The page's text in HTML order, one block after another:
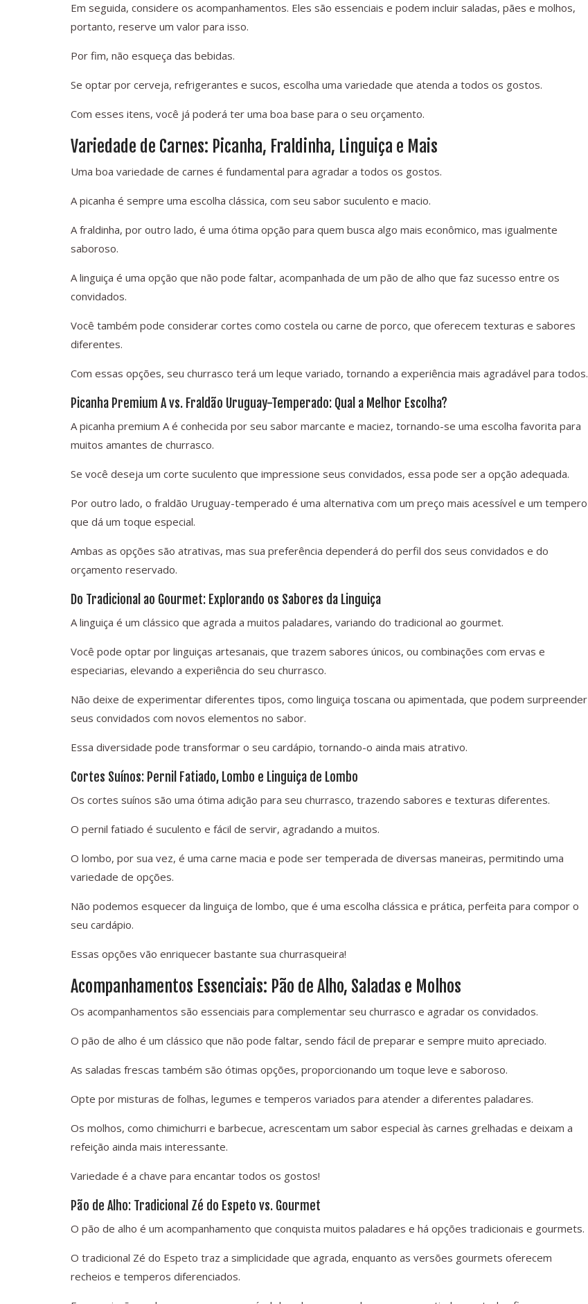
Em seguida, considere os acompanhamentos. Eles são essenciais e podem incluir saladas, pães e molhos,
portanto, reserve um valor para isso.
Por fim, não esqueça das bebidas.
Se optar por cerveja, refrigerantes e sucos, escolha uma variedade que atenda a todos os gostos.
Com esses itens, você já poderá ter uma boa base para o seu orçamento.
Variedade de Carnes: Picanha, Fraldinha, Linguiça e Mais
Uma boa variedade de carnes é fundamental para agradar a todos os gostos.
A picanha é sempre uma escolha clássica, com seu sabor suculento e macio.
A fraldinha, por outro lado, é uma ótima opção para quem busca algo mais econômico, mas igualmente
saboroso.
A linguiça é uma opção que não pode faltar, acompanhada de um pão de alho que faz sucesso entre os
convidados.
Você também pode considerar cortes como costela ou carne de porco, que oferecem texturas e sabores
diferentes.
Com essas opções, seu churrasco terá um leque variado, tornando a experiência mais agradável para todos.
Picanha Premium A vs. Fraldão Uruguay-Temperado: Qual a Melhor Escolha?
A picanha premium A é conhecida por seu sabor marcante e maciez, tornando-se uma escolha favorita para
muitos amantes de churrasco.
Se você deseja um corte suculento que impressione seus convidados, essa pode ser a opção adequada.
Por outro lado, o fraldão Uruguay-temperado é uma alternativa com um preço mais acessível e um tempero
que dá um toque especial.
Ambas as opções são atrativas, mas sua preferência dependerá do perfil dos seus convidados e do
orçamento reservado.
Do Tradicional ao Gourmet: Explorando os Sabores da Linguiça
A linguiça é um clássico que agrada a muitos paladares, variando do tradicional ao gourmet.
Você pode optar por linguiças artesanais, que trazem sabores únicos, ou combinações com ervas e
especiarias, elevando a experiência do seu churrasco.
Não deixe de experimentar diferentes tipos, como linguiça toscana ou apimentada, que podem surpreender
seus convidados com novos elementos no sabor.
Essa diversidade pode transformar o seu cardápio, tornando-o ainda mais atrativo.
Cortes Suínos: Pernil Fatiado, Lombo e Linguiça de Lombo
Os cortes suínos são uma ótima adição para seu churrasco, trazendo sabores e texturas diferentes.
O pernil fatiado é suculento e fácil de servir, agradando a muitos.
O lombo, por sua vez, é uma carne macia e pode ser temperada de diversas maneiras, permitindo uma
variedade de opções.
Não podemos esquecer da linguiça de lombo, que é uma escolha clássica e prática, perfeita para compor o
seu cardápio.
Essas opções vão enriquecer bastante sua churrasqueira!
Acompanhamentos Essenciais: Pão de Alho, Saladas e Molhos
Os acompanhamentos são essenciais para complementar seu churrasco e agradar os convidados.
O pão de alho é um clássico que não pode faltar, sendo fácil de preparar e sempre muito apreciado.
As saladas frescas também são ótimas opções, proporcionando um toque leve e saboroso.
Opte por misturas de folhas, legumes e temperos variados para atender a diferentes paladares.
Os molhos, como chimichurri e barbecue, acrescentam um sabor especial às carnes grelhadas e deixam a
refeição ainda mais interessante.
Variedade é a chave para encantar todos os gostos!
Pão de Alho: Tradicional Zé do Espeto vs. Gourmet
O pão de alho é um acompanhamento que conquista muitos paladares e há opções tradicionais e gourmets.
O tradicional Zé do Espeto traz a simplicidade que agrada, enquanto as versões gourmets oferecem
recheios e temperos diferenciados.